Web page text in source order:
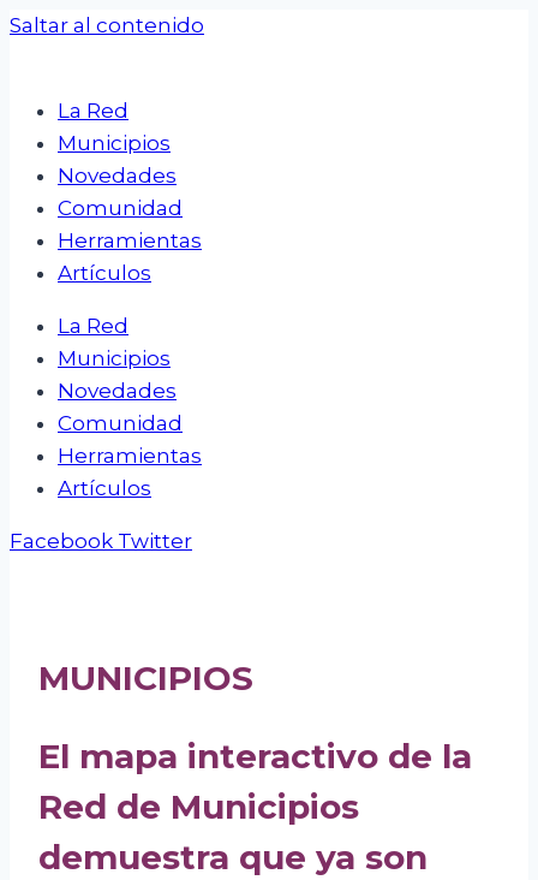
Saltar al contenido
La Red
Municipios
Novedades
Comunidad
Herramientas
Artículos
La Red
Municipios
Novedades
Comunidad
Herramientas
Artículos
Facebook Twitter
MUNICIPIOS
El mapa interactivo de la
Red de Municipios
demuestra que ya son